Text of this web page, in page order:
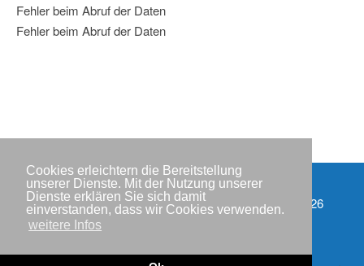
Cookies erleichtern die Bereitstellung
unserer Dienste. Mit der Nutzung unserer
Dienste erklären Sie sich damit
einverstanden, dass wir Cookies verwenden.
weitere Infos
Fehler beim Abruf der Daten
Fehler beim Abruf der Daten
Partner
Impressum
Datenschutzerklärung
Copyright © IWR 2026